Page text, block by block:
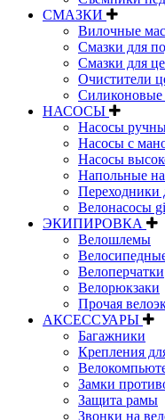
СМАЗКИ
Вилочные
Смазки для
Смазки для
Очистители
Силиконовые
НАСОСЫ
Насосы
Насосы с
Насосы
Напольные
Переходники
Велонасосы
ЭКИПИРОВКА
Велошлемы
Велоперчатки
Велорюкзаки
Прочая
АКСЕССУАРЫ
Багажники
Крепления
Замки
Защита рамы
Звонки на